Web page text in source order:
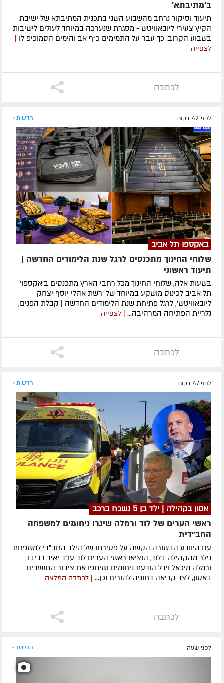
ב'מתיבתא'
תיעוד וסיקור נרחב מהשבוע השני בתכנית המתיבתא של ישיבת
הקיץ צעירי ליובאוויטש - מסגרת שנערכה במיוחד לעולים לישיבות
בשבוע הקרוב. כך עבר על התמימים כ"ף אב והימים הסמוכיפ לו |
לצפייה
לכתבה
לפני 42 דקות חדשות »
באקספו תל אביב
שלוחי החינוך מתכנסים לרגל שנת הלימודים החדשה |
תיעוד ראשוני
בשעות אלה, שלוחי החינוך מכל רחבי הארץ מתכנסים ב'אקספו'
תל אביב לכינוס מושקע במיוחד של 'רשת אהלי יוסף יצחק
ליובאוויטש', לרגל פתיחת שנת הלימודים החדשה | קבלת הפנים,
גלריית הפתיחה המרהיבה... | לצפייה
לכתבה
לפני 47 דקות חדשות »
אסון בקהילה | ילד בן 5 נשכח ברכב
ראשי הערים של לוד ורמלה שיגרו ניחומים למשפחה
החב"דית
עם היוודע הבשורה הקשה על פטירתו של הילד החב"די למשפחת
גילר מהקהילה בלוד, הוציאו ראשי הערים לוד עו"ד יאיר רביבו
ורמלה מיכאל וידל הודעת ניחומים ושיתפו את ציבור התושבים
באסון, לצד קריאה דחופה להורים וכן...
| לכתבה המלאה
לכתבה
לפני שעה חדשות »